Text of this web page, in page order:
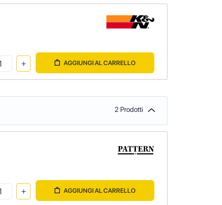
AGGIUNGI AL CARRELLO
2 Prodotti
AGGIUNGI AL CARRELLO